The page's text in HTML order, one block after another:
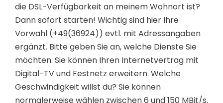
die DSL-Verfügbarkeit an meinem Wohnort ist?
Dann sofort starten! Wichtig sind hier Ihre
Vorwahl (+49(36924)) evtl. mit Adressangaben
ergänzt. Bitte geben Sie an, welche Dienste Sie
möchten. Sie können Ihren Internetvertrag mit
Digital-TV und Festnetz erweitern. Welche
Geschwindigkeit willst du? Sie können
normalerweise wählen zwischen 6 und 150 MBit/s.